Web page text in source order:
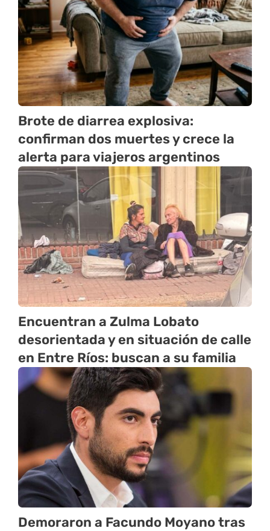
Brote de diarrea explosiva:
confirman dos muertes y crece la
alerta para viajeros argentinos
Encuentran a Zulma Lobato
desorientada y en situación de calle
en Entre Ríos: buscan a su familia
Demoraron a Facundo Moyano tras